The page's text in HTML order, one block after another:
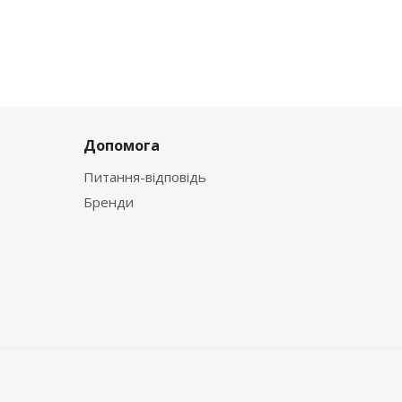
Допомога
Питання-відповідь
Бренди